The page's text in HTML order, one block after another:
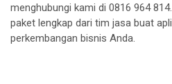
menghubungi kami di 0816 964
paket lengkap dari tim jasa buat
perkembangan bisnis Anda.